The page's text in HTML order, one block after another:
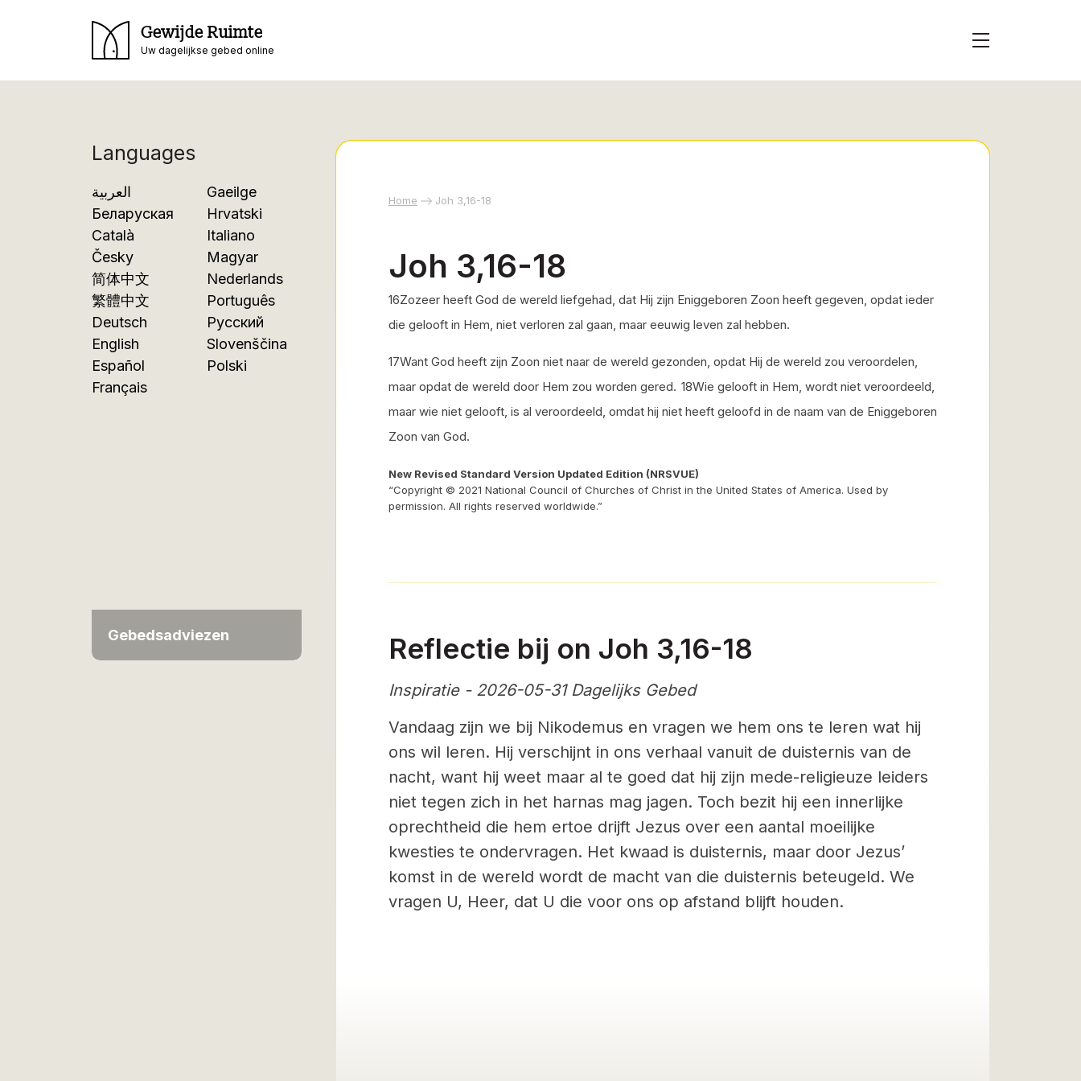
Gewijde Ruimte
Uw dagelijkse gebed online
Languages
العربية
Беларуская
Català
Česky
简体中文
繁體中文
Deutsch
English
Español
Français
Gaeilge
Hrvatski
Italiano
Magyar
Nederlands
Português
Русский
Slovenščina
Polski
Gebedsadviezen
Home Joh 3,16-18
Joh 3,16-18
16Zozeer heeft God de wereld liefgehad, dat Hij zijn Eniggeboren Zoon heeft gegeven, opdat ieder
die gelooft in Hem, niet verloren zal gaan, maar eeuwig leven zal hebben.
17Want God heeft zijn Zoon niet naar de wereld gezonden, opdat Hij de wereld zou veroordelen,
maar opdat de wereld door Hem zou worden gered. 18Wie gelooft in Hem, wordt niet veroordeeld,
maar wie niet gelooft, is al veroordeeld, omdat hij niet heeft geloofd in de naam van de Eniggeboren
Zoon van God.
New Revised Standard Version Updated Edition (NRSVUE)
“Copyright © 2021 National Council of Churches of Christ in the United States of America. Used by
permission. All rights reserved worldwide.”
Reflectie bij on Joh 3,16-18
Inspiratie - 2026-05-31 Dagelijks Gebed
Vandaag zijn we bij Nikodemus en vragen we hem ons te leren wat hij
ons wil leren. Hij verschijnt in ons verhaal vanuit de duisternis van de
nacht, want hij weet maar al te goed dat hij zijn mede-religieuze leiders
niet tegen zich in het harnas mag jagen. Toch bezit hij een innerlijke
oprechtheid die hem ertoe drijft Jezus over een aantal moeilijke
kwesties te ondervragen. Het kwaad is duisternis, maar door Jezus’
komst in de wereld wordt de macht van die duisternis beteugeld. We
vragen U, Heer, dat U die voor ons op afstand blijft houden.